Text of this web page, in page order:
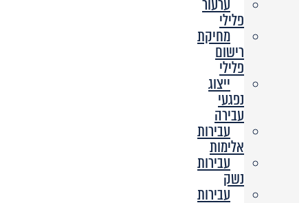
פלילי
מחיקת
רישום
פלילי
ייצוג
נפגעי
עבירה
עבירות
אלימות
עבירות
נשק
עבירות